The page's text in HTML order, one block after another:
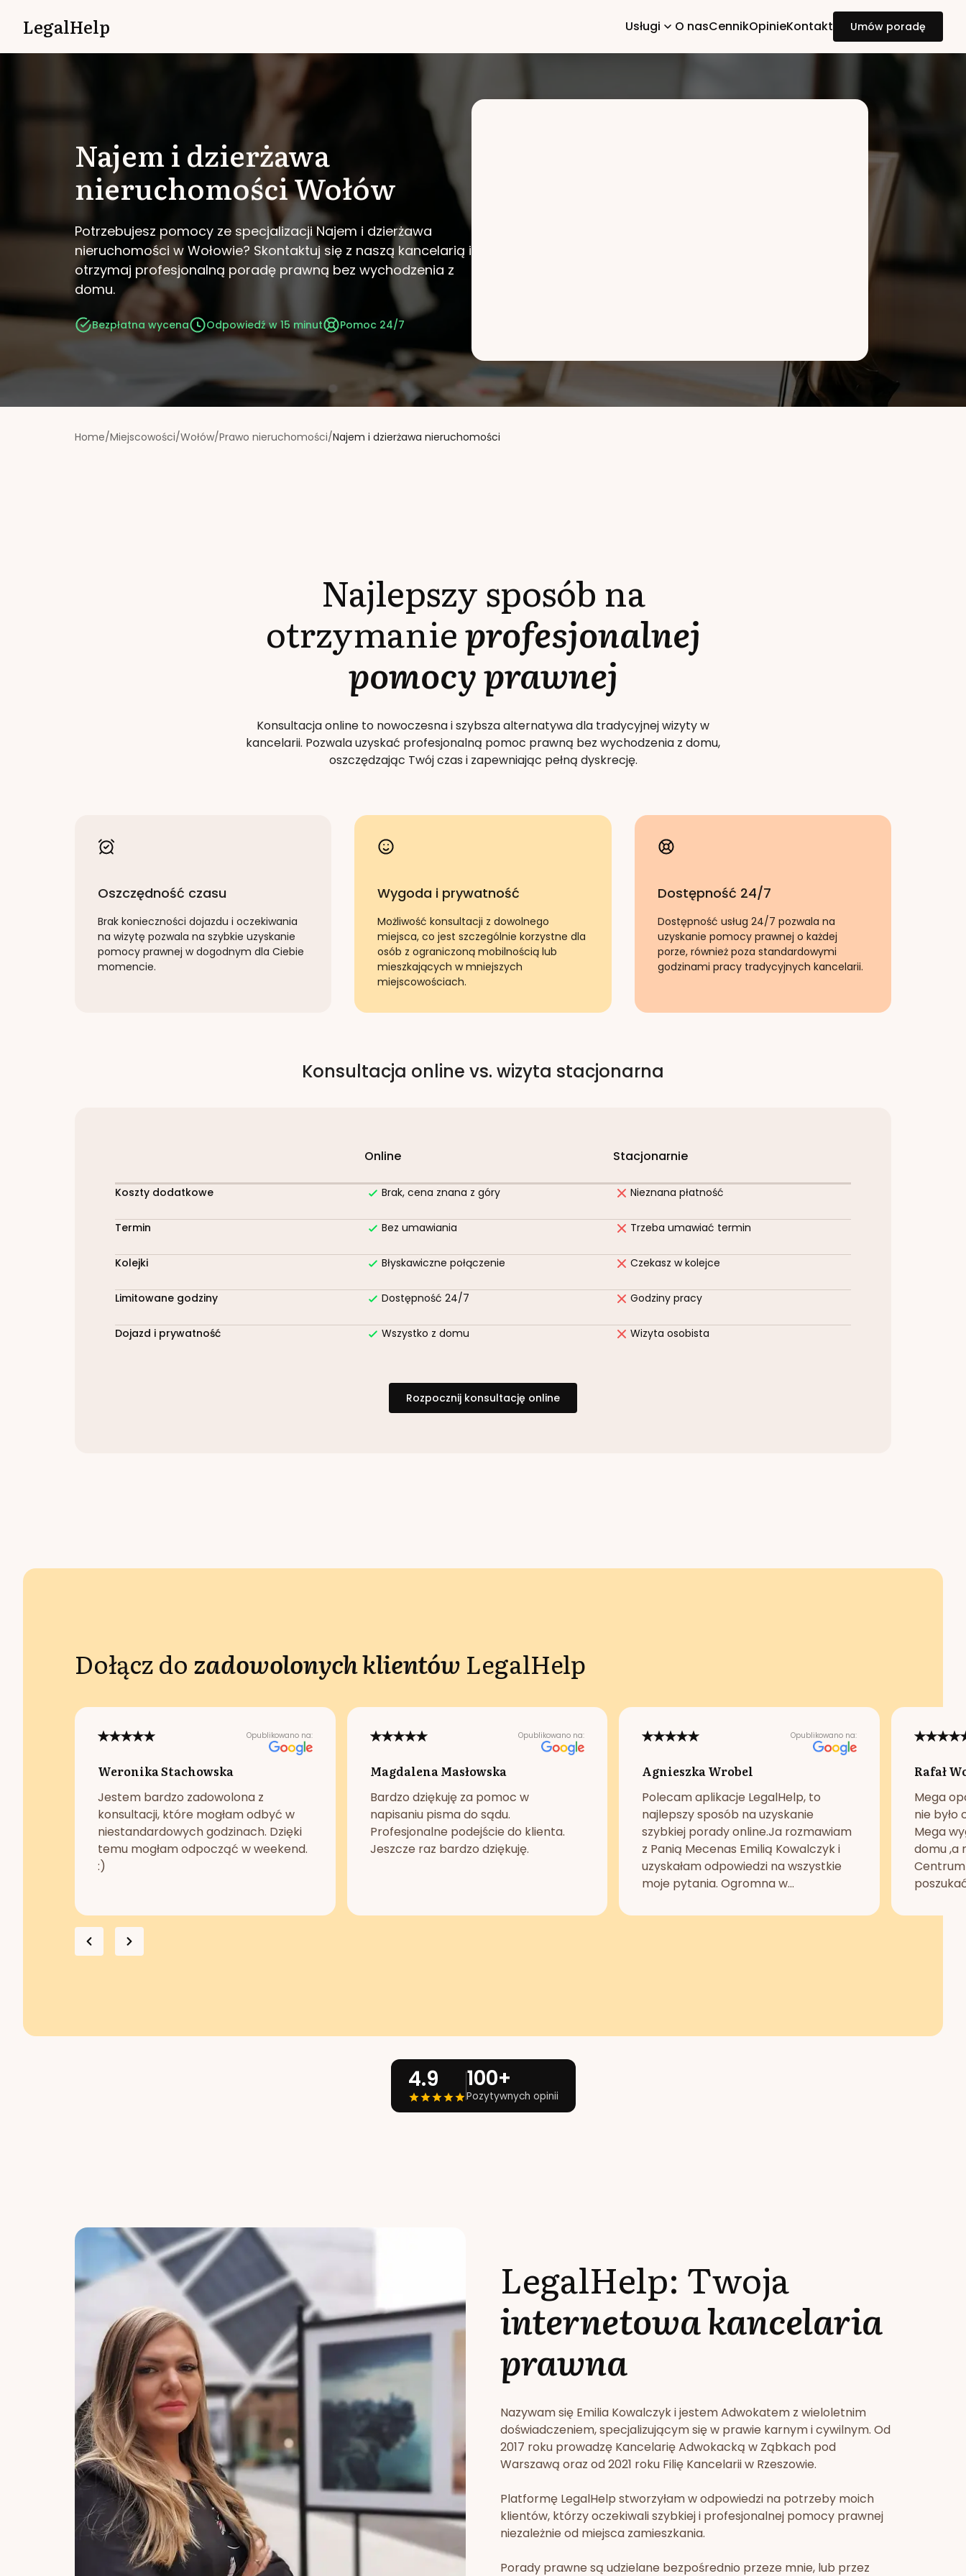
LegalHelp Usługi O nasCennikOpinieKontakt Umów poradę
Najem i dzierżawa
nieruchomościWołów
Potrzebujesz pomocy ze specjalizacji Najem i dzierżawa
nieruchomości w Wołowie? Skontaktuj się z naszą kancelarią i
otrzymaj profesjonalną poradę prawną bez wychodzenia z
domu.
Bezpłatna wycena Odpowiedź w 15 minut Pomoc 24/7
Home/Miejscowości/Wołów/Prawo nieruchomości/Najem i dzierżawa nieruchomości
Najlepszy sposób na
otrzymanieprofesjonalnej
pomocy prawnej
Konsultacja online to nowoczesna i szybsza alternatywa dla tradycyjnej wizyty w
kancelarii. Pozwala uzyskać profesjonalną pomoc prawną bez wychodzenia z domu,
oszczędzając Twój czas i zapewniając pełną dyskrecję.
Oszczędność czasu
Brak konieczności dojazdu i oczekiwania
na wizytę pozwala na szybkie uzyskanie
pomocy prawnej w dogodnym dla Ciebie
momencie.
Wygoda i prywatność
Możliwość konsultacji z dowolnego
miejsca, co jest szczególnie korzystne dla
osób z ograniczoną mobilnością lub
mieszkających w mniejszych
miejscowościach.
Dostępność 24/7
Dostępność usług 24/7 pozwala na
uzyskanie pomocy prawnej o każdej
porze, również poza standardowymi
godzinami pracy tradycyjnych kancelarii.
Konsultacja online vs. wizyta stacjonarna
Online Stacjonarnie
Koszty dodatkowe Brak, cena znana z góry Nieznana płatność
Termin Bez umawiania Trzeba umawiać termin
Kolejki Błyskawiczne połączenie Czekasz w kolejce
Limitowane godziny Dostępność 24/7 Godziny pracy
Dojazd i prywatność Wszystko z domu Wizyta osobista
Rozpocznij konsultację online
Dołącz do zadowolonych klientów LegalHelp
Opublikowano na:
Weronika Stachowska
Jestem bardzo zadowolona z
konsultacji, które mogłam odbyć w
niestandardowych godzinach. Dzięki
temu mogłam odpocząć w weekend.
:)
Opublikowano na:
Magdalena Masłowska
Bardzo dziękuję za pomoc w
napisaniu pisma do sądu.
Profesjonalne podejście do klienta.
Jeszcze raz bardzo dziękuję.
Opublikowano na:
Agnieszka Wrobel
Polecam aplikacje LegalHelp, to
najlepszy sposób na uzyskanie
szybkiej porady online.Ja rozmawiam
z Panią Mecenas Emilią Kowalczyk i
uzyskałam odpowiedzi na wszystkie
moje pytania. Ogromna w...
Rafał
Mega
nie było
Mega
domu ,a
4.9 100+
Pozytywnych opinii
LegalHelp: Twoja
internetowa kancelaria
prawna
Nazywam się Emilia Kowalczyk i jestem Adwokatem z wieloletnim
doświadczeniem, specjalizującym się w prawie karnym i cywilnym. Od
2017 roku prowadzę Kancelarię Adwokacką w Ząbkach pod
Warszawą oraz od 2021 roku Filię Kancelarii w Rzeszowie.
Platformę LegalHelp stworzyłam w odpowiedzi na potrzeby moich
klientów, którzy oczekiwali szybkiej i profesjonalnej pomocy prawnej
niezależnie od miejsca zamieszkania.
Porady prawne są udzielane bezpośrednio przeze mnie, lub przez